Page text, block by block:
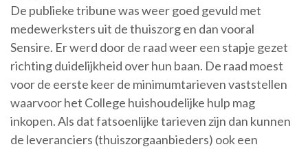
De publieke tribune was weer goed gevuld met
medewerksters uit de thuiszorg en dan vooral
Sensire. Er werd door de raad weer een stapje gezet
richting duidelijkheid over hun baan. De raad moest
voor de eerste keer de minimumtarieven vaststellen
waarvoor het College huishoudelijke hulp mag
inkopen. Als dat fatsoenlijke tarieven zijn dan kunnen
de leveranciers (thuiszorgaanbieders) ook een